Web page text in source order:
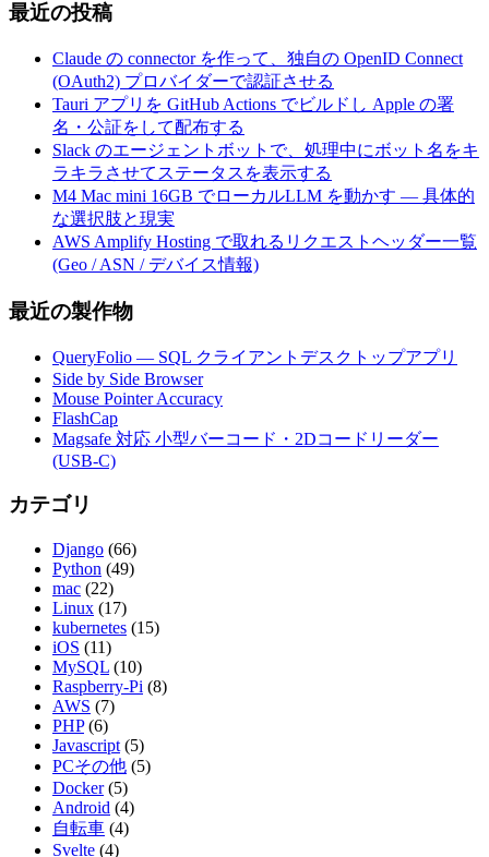
最近の投稿
Claude の connector を作って、独自の OpenID Connect
(OAuth2) プロバイダーで認証させる
Tauri アプリを GitHub Actions でビルドし Apple の署
名・公証をして配布する
Slack のエージェントボットで、処理中にボット名をキ
ラキラさせてステータスを表示する
M4 Mac mini 16GB でローカルLLM を動かす — 具体的
な選択肢と現実
AWS Amplify Hosting で取れるリクエストヘッダー一覧
(Geo / ASN / デバイス情報)
最近の製作物
QueryFolio — SQL クライアントデスクトップアプリ
Side by Side Browser
Mouse Pointer Accuracy
FlashCap
Magsafe 対応 小型バーコード・2Dコードリーダー
(USB-C)
カテゴリ
Django (66)
Python (49)
mac (22)
Linux (17)
kubernetes (15)
iOS (11)
MySQL (10)
Raspberry-Pi (8)
AWS (7)
PHP (6)
Javascript (5)
PCその他 (5)
Docker (5)
Android (4)
自転車 (4)
Svelte (4)